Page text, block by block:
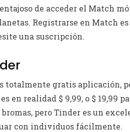
de acceder el Match
Registrarse en Match
una suscripción.
totalmente gratis aplicación,
en realidad $ 9,99, o $ 19,99
pero Tinder es un
con individuos fácilmente.